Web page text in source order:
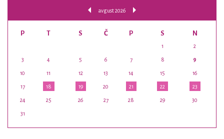
avgust 2026
P T S Č P S N
1 2
3 4 5 6 7 8 9
10 11 12 13 14 15 16
17 18 19 20 21 22 23
24 25 26 27 28 29 30
31